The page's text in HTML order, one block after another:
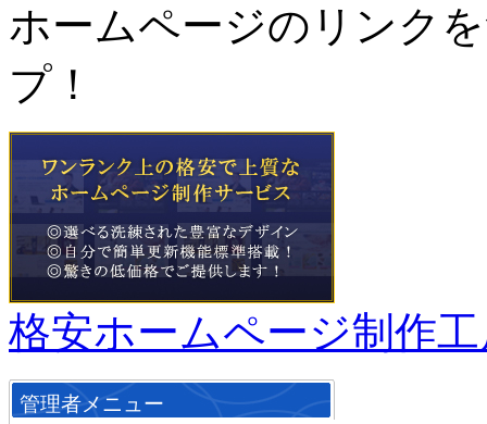
ホームページのリンク
プ！
格安ホームページ制作
管理者メニュー